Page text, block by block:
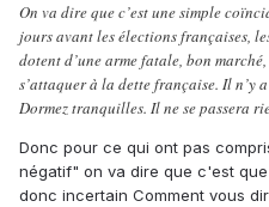
On va dire que c’est une simple
jours avant les élections françaises,
dotent d’une arme fatale, bon
s’attaquer à la dette française. Il n’y
Dormez tranquilles. Il ne se passera
Donc pour ce qui ont pas
négatif" on va dire que c'est
donc incertain Comment vous